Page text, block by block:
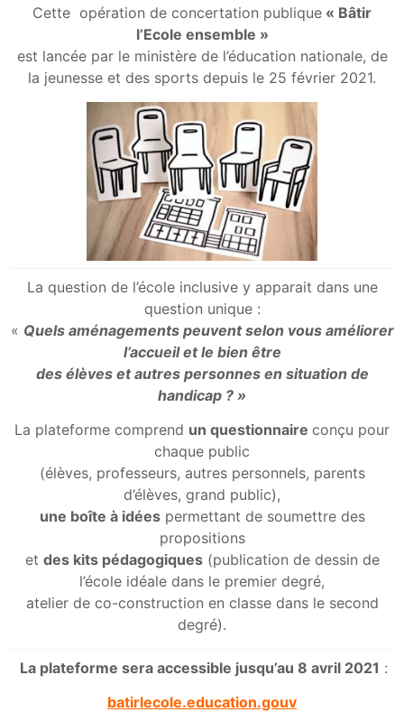
Cette opération de concertation publique « Bâtir
l’Ecole ensemble »
est lancée par le ministère de l’éducation nationale, de
la jeunesse et des sports depuis le 25 février 2021.
La question de l’école inclusive y apparait dans une
question unique :
« Quels aménagements peuvent selon vous améliorer
l’accueil et le bien être
des élèves et autres personnes en situation de
handicap ? »
La plateforme comprend un questionnaire conçu pour
chaque public
(élèves, professeurs, autres personnels, parents
d’élèves, grand public),
une boîte à idéespermettant de soumettre des
propositions
et des kits pédagogiques(publication de dessin de
l’école idéale dans le premier degré,
atelier de co-construction en classe dans le second
degré).
La plateforme sera accessible jusqu’au 8 avril 2021 :
batirlecole.education.gouv